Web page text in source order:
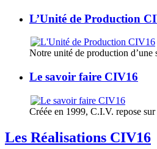
L’Unité de Production
Notre unité de production d’une
Le savoir faire CIV16
Créée en 1999, C.I.V. repose
Les Réalisations CIV16